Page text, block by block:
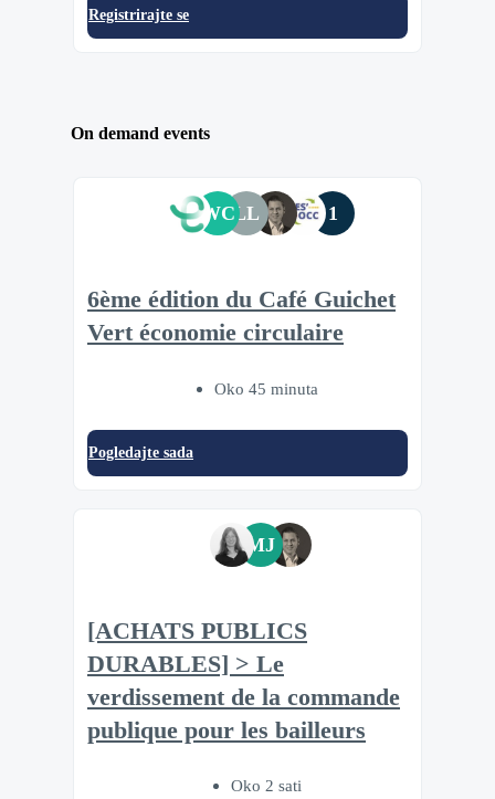
Registrirajte se
On demand events
WCLL 1
6ème édition du Café Guichet
Vert économie circulaire
Oko 45 minuta
Pogledajte sada
MJ
[ACHATS PUBLICS
DURABLES] > Le
verdissement de la commande
publique pour les bailleurs
Oko 2 sati